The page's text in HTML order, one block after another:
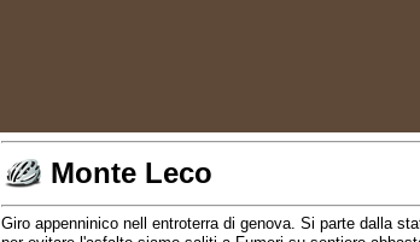
Monte Leco
Giro appenninico nell entroterra di genova. Si parte dalla